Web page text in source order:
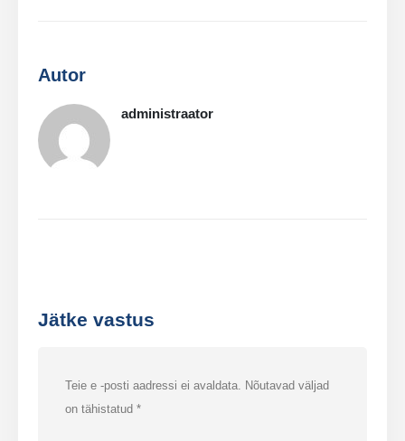
Autor
administraator
Jätke vastus
Teie e -posti aadressi ei avaldata. Nõutavad väljad
on tähistatud*